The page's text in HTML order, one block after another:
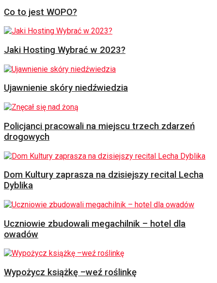
Co to jest WOPO?
Jaki Hosting Wybrać w 2023?
Ujawnienie skóry niedźwiedzia
Policjanci pracowali na miejscu trzech zdarzeń
drogowych
Dom Kultury zaprasza na dzisiejszy recital Lecha
Dyblika
Uczniowie zbudowali megachilnik – hotel dla
owadów
Wypożycz książkę –weź roślinkę